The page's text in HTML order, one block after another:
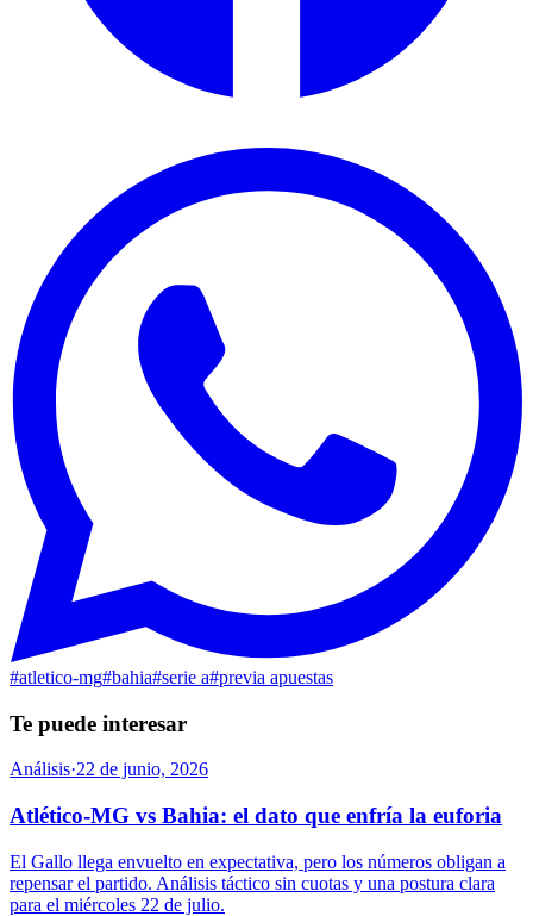
#atletico-mg#bahia#serie a#previa apuestas
Te puede interesar
Análisis·22 de junio, 2026
Atlético-MG vs Bahia: el dato que enfría la euforia
El Gallo llega envuelto en expectativa, pero los números obligan a
repensar el partido. Análisis táctico sin cuotas y una postura clara
para el miércoles 22 de julio.